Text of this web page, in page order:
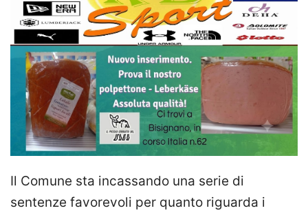
Il Comune sta incassando una serie di
sentenze favorevoli per quanto riguarda i